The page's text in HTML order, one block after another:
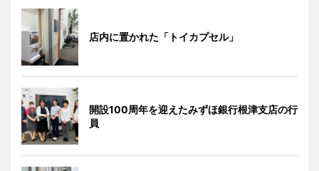
店内に置かれた「トイカプセル」
開設100周年を迎えたみずほ銀行根津支店の行
員